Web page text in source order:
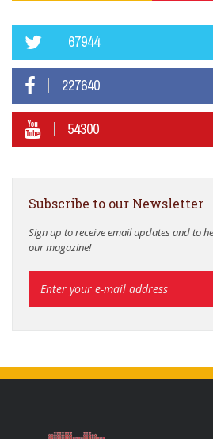
67944
227640
54300
Subscribe to our Newsletter
Sign up to receive email updates and to
our magazine!